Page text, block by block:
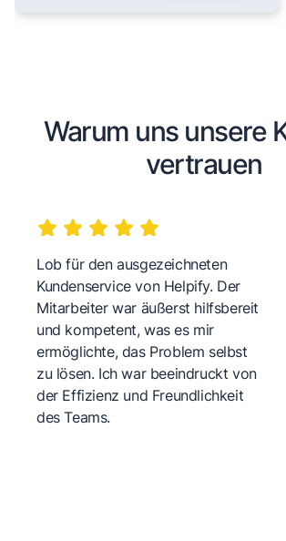
Warum uns unsere
vertrauen
Lob für den ausgezeichneten
Kundenservice von Helpify. Der
Mitarbeiter war äußerst hilfsbereit
und kompetent, was es mir
ermöglichte, das Problem selbst
zu lösen. Ich war beeindruckt von
der Effizienz und Freundlichkeit
des Teams.